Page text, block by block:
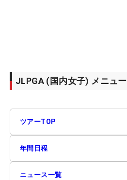
JLPGA (国内女子) メニュー
ツアーTOP
年間日程
ニュース一覧